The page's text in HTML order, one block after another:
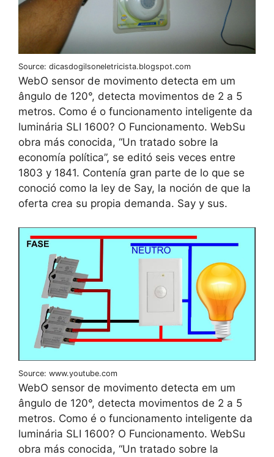
Source: dicasdogilsoneletricista.blogspot.com
WebO sensor de movimento detecta em um
ângulo de 120°, detecta movimentos de 2 a 5
metros. Como é o funcionamento inteligente da
luminária SLI 1600? O Funcionamento. WebSu
obra más conocida, “Un tratado sobre la
economía política”, se editó seis veces entre
1803 y 1841. Contenía gran parte de lo que se
conoció como la ley de Say, la noción de que la
oferta crea su propia demanda. Say y sus.
Source: www.youtube.com
WebO sensor de movimento detecta em um
ângulo de 120°, detecta movimentos de 2 a 5
metros. Como é o funcionamento inteligente da
luminária SLI 1600? O Funcionamento. WebSu
obra más conocida, “Un tratado sobre la